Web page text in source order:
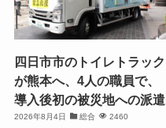
四日市市のトイレトラック
が熊本へ、4人の職員で、
導入後初の被災地への派遣
2026年8月4日 総合 2460